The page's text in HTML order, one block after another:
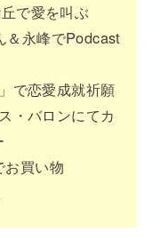
で愛を叫ぶ
永峰でPodcast
で恋愛成就祈願
バロンにてカ
買い物